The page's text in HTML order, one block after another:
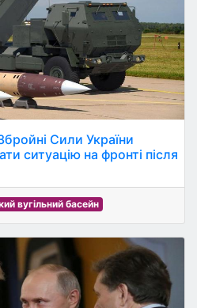
Сили України
ситуацію на фронті після
вугільний басейн